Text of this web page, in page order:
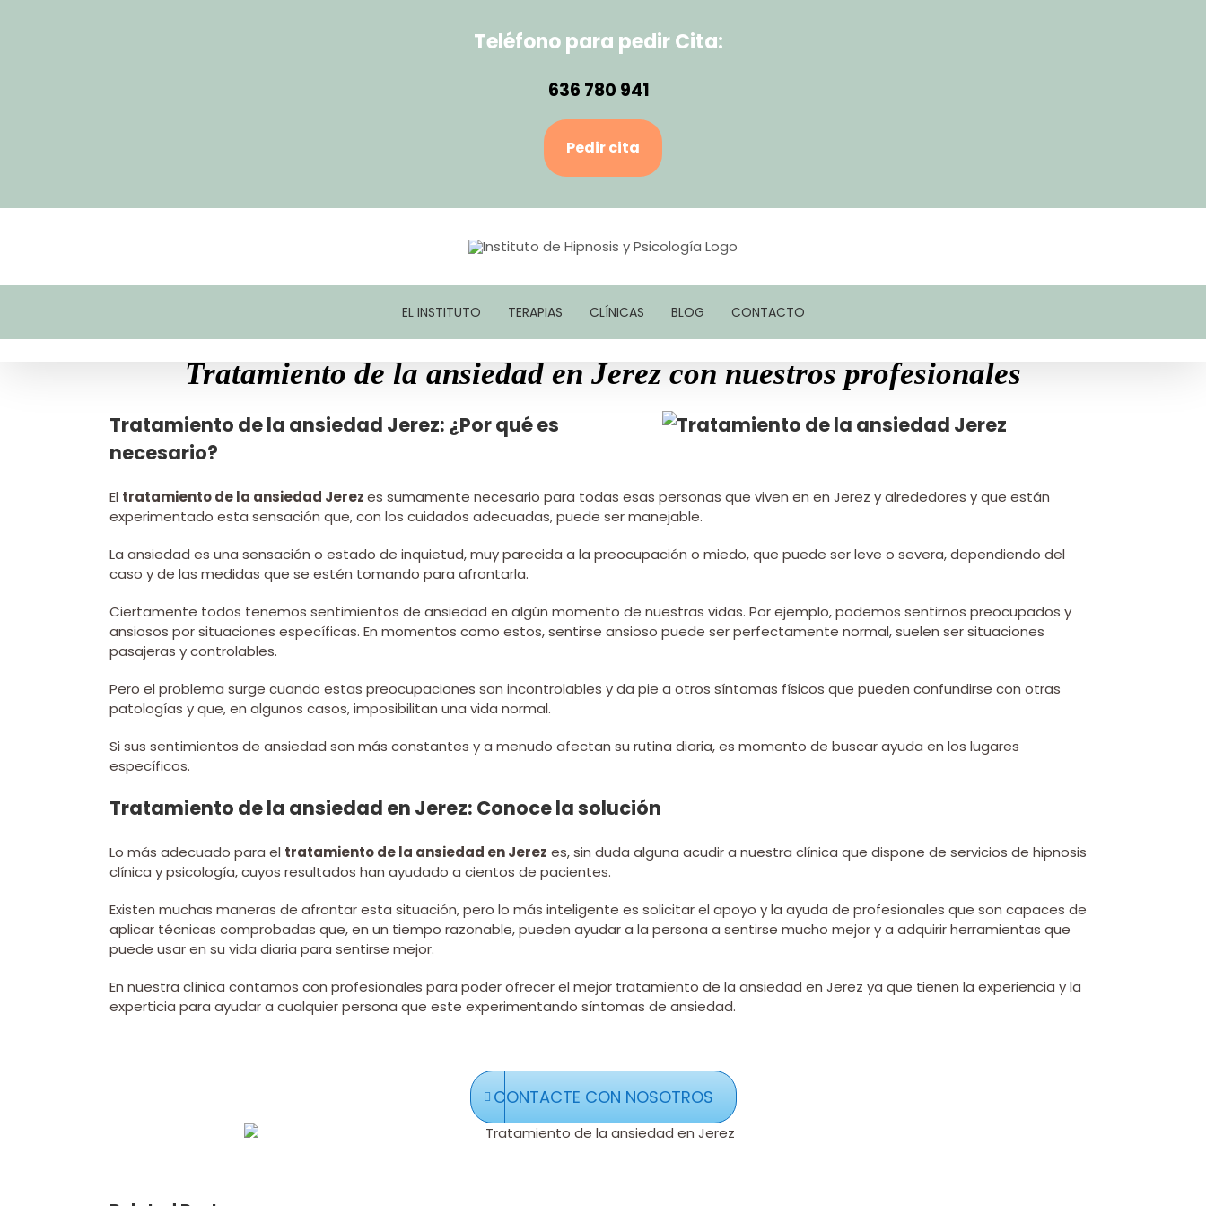
Teléfono para pedir Cita:
636 780 941
Pedir cita
EL INSTITUTO TERAPIAS CLÍNICAS BLOG CONTACTO
Tratamiento de la ansiedad en Jerez con nuestros profesionales
Tratamiento de la ansiedad Jerez: ¿Por qué es
necesario?
El tratamiento de la ansiedad Jerezes sumamente necesario para todas esas personas que viven en en Jerez y alrededores y que están
experimentado esta sensación que, con los cuidados adecuadas, puede ser manejable.
La ansiedad es una sensación o estado de inquietud, muy parecida a la preocupación o miedo, que puede ser leve o severa, dependiendo del
caso y de las medidas que se estén tomando para afrontarla.
Ciertamente todos tenemos sentimientos de ansiedad en algún momento de nuestras vidas. Por ejemplo, podemos sentirnos preocupados y
ansiosos por situaciones específicas. En momentos como estos, sentirse ansioso puede ser perfectamente normal, suelen ser situaciones
pasajeras y controlables.
Pero el problema surge cuando estas preocupaciones son incontrolables y da pie a otros síntomas físicos que pueden confundirse con otras
patologías y que, en algunos casos, imposibilitan una vida normal.
Si sus sentimientos de ansiedad son más constantes y a menudo afectan su rutina diaria, es momento de buscar ayuda en los lugares
específicos.
Tratamiento de la ansiedad en Jerez: Conoce la solución
Lo más adecuado para el tratamiento de la ansiedad en Jerez es, sin duda alguna acudir a nuestra clínica que dispone de servicios de hipnosis
clínica y psicología, cuyos resultados han ayudado a cientos de pacientes.
Existen muchas maneras de afrontar esta situación, pero lo más inteligente es solicitar el apoyo y la ayuda de profesionales que son capaces de
aplicar técnicas comprobadas que, en un tiempo razonable, pueden ayudar a la persona a sentirse mucho mejor y a adquirir herramientas que
puede usar en su vida diaria para sentirse mejor.
En nuestra clínica contamos con profesionales para poder ofrecer el mejor tratamiento de la ansiedad en Jerez ya que tienen la experiencia y la
experticia para ayudar a cualquier persona que este experimentando síntomas de ansiedad.
CONTACTE CON NOSOTROS